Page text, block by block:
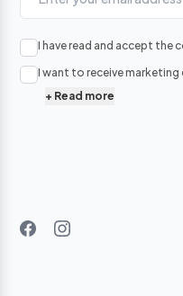
I have read and accept the
I want to receive
+ Read more